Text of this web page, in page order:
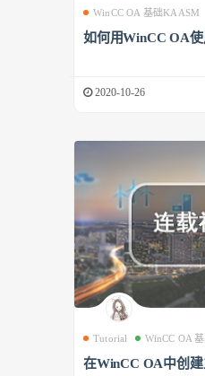
WinCC OA 基础KAASM
如何用WinCC OA
2020-10-26
Tutorial WinCC OA
在WinCC OA中创